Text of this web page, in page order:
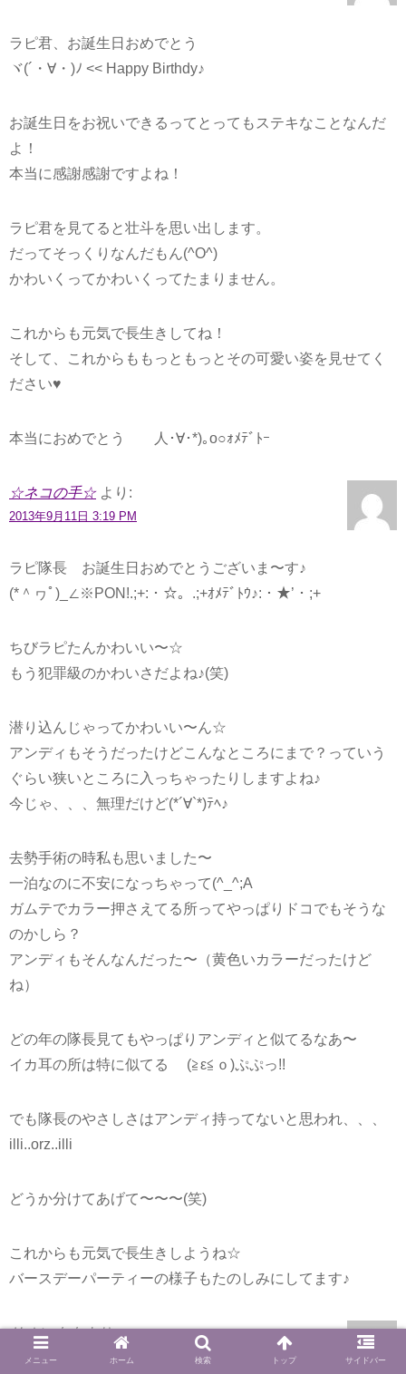
ラピ君、お誕生日おめでとう
ヾ(´・∀・)ﾉ << Happy Birthdy♪
お誕生日をお祝いできるってとってもステキなことなんだ
よ！
本当に感謝感謝ですよね！
ラピ君を見てると壮斗を思い出します。
だってそっくりなんだもん(^O^)
かわいくってかわいくってたまりません。
これからも元気で長生きしてね！
そして、これからももっともっとその可愛い姿を見せてく
ださい♥
本当におめでとう 人･∀･*)｡o○ｫﾒﾃﾞﾄｰ
☆ネコの手☆ より:
2013年9月11日 3:19 PM
ラピ隊長 お誕生日おめでとうございま〜す♪
(*＾ヮﾟ)_∠※PON!.;+:・☆。.;+ｵﾒﾃﾞﾄｳ♪:・★’・;+
ちびラピたんかわいい〜☆
もう犯罪級のかわいさだよね♪(笑)
潜り込んじゃってかわいい〜ん☆
アンディもそうだったけどこんなところにまで？っていう
ぐらい狭いところに入っちゃったりしますよね♪
今じゃ、、、無理だけど(*´∀`*)ﾃﾍ♪
去勢手術の時私も思いました〜
一泊なのに不安になっちゃって(^_^;A
ガムテでカラー押さえてる所ってやっぱりドコでもそうな
のかしら？
アンディもそんなんだった〜（黄色いカラーだったけど
ね）
どの年の隊長見てもやっぱりアンディと似てるなあ〜
イカ耳の所は特に似てる ゞ(≧ε≦ｏ)ぷぷっ!!
でも隊長のやさしさはアンディ持ってないと思われ、、、
illi..orz..illi
どうか分けてあげて〜〜〜(笑)
これからも元気で長生きしようね☆
バースデーパーティーの様子もたのしみにしてます♪
リオンまま より:
2013年9月12日 7:12 PM
メニュー ホーム 検索 トップ サイドバー